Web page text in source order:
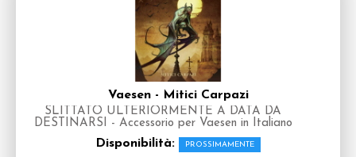
Vaesen - Mitici Carpazi
SLITTATO ULTERIORMENTE A DATA DA
DESTINARSI - Accessorio per Vaesen in Italiano
Disponibilità: PROSSIMAMENTE